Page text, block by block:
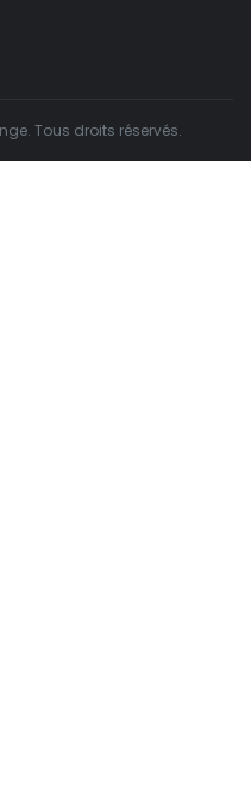
Tous droits réservés.